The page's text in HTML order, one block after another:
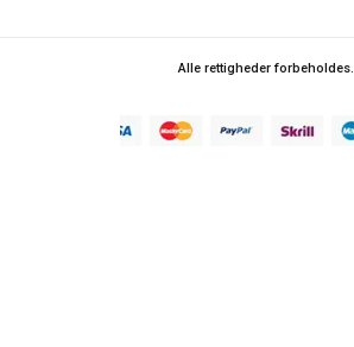
Alle rettigheder forbeholdes.